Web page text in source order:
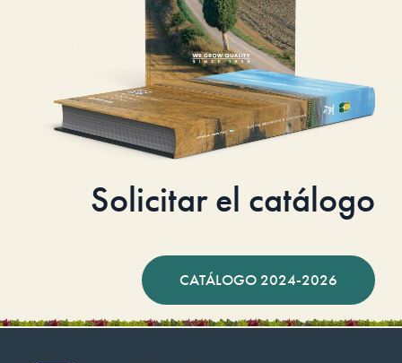
Solicitar el catálogo
CATÁLOGO 2024-2026